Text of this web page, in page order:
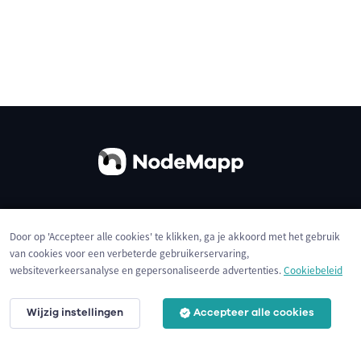
Privacybeleid Cookies
Door op 'Accepteer alle cookies' te klikken, ga je akkoord met het gebruik
van cookies voor een verbeterde gebruikerservaring,
websiteverkeersanalyse en gepersonaliseerde advertenties.Cookiebeleid
Wijzig instellingen Accepteer alle cookies